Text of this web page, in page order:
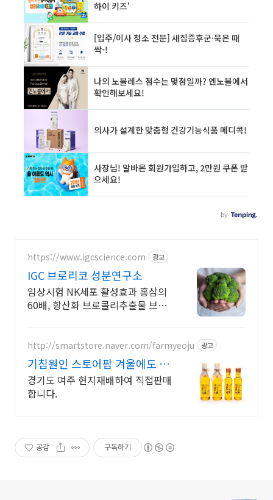
https://www.igcscience.com 광고
IGC 브로리코 성분연구소
임상시험 NK세포 활성효과 홍삼의
60배, 항산화 브로콜리추출물 브로
http://smartstore.naver.com/farmyeoju 광고
기침원인 스토어팜 겨울에도 살
아있는 게걸무
경기도 여주 현지재배하여 직접판매
합니다.
공감 구독하기